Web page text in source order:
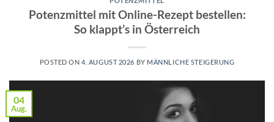
Potenzmittel mit Online-Rezept bestellen:
So klappt’s in Österreich
POSTED ON4. AUGUST 2026 BY MÄNNLICHE STEIGERUNG
04
Aug.